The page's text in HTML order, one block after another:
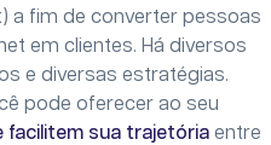
a fim de converter pessoas
em clientes. Há diversos
e diversas estratégias.
pode oferecer ao seu
facilitem sua trajetória entre